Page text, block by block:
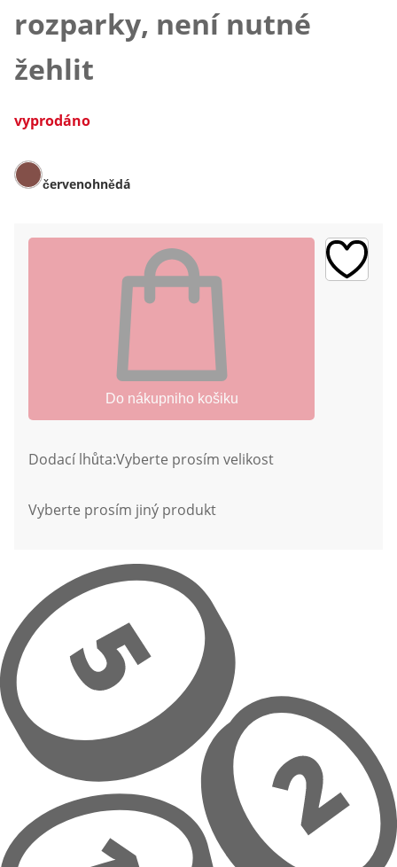
rozparky, není nutné
žehlit
vyprodáno
červenohnědá
Do nákupniho košiku
Dodací lhůta:Vyberte prosím velikost
Vyberte prosím jiný produkt